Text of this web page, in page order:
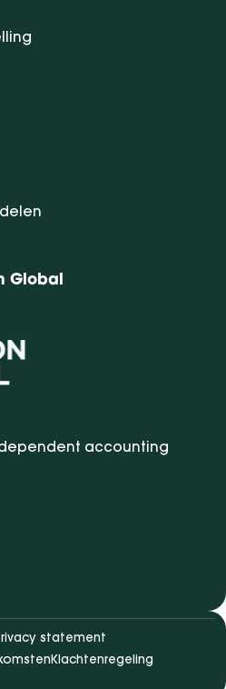
Global
accounting
op Facebook
op Youtube
statement
Klachtenregeling